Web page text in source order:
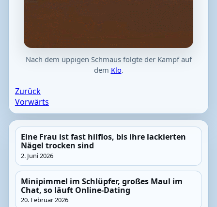
Nach dem üppigen Schmaus folgte der Kampf auf
dem Klo.
Zurück
Vorwärts
Eine Frau ist fast hilflos, bis ihre lackierten
Nägel trocken sind
2. Juni 2026
Minipimmel im Schlüpfer, großes Maul im
Chat, so läuft Online-Dating
20. Februar 2026